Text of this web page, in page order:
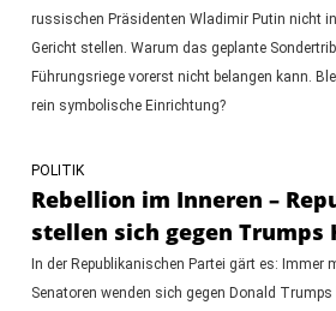
russischen Präsidenten Wladimir Putin nicht
Gericht stellen. Warum das geplante
Führungsriege vorerst nicht belangen kann.
rein symbolische Einrichtung?
POLITIK
Rebellion im Inneren –
stellen sich gegen Trumps
In der Republikanischen Partei gärt es: Immer
Senatoren wenden sich gegen Donald